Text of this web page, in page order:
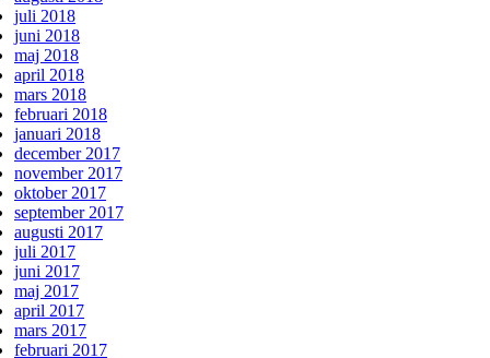
juli 2018
juni 2018
maj 2018
april 2018
mars 2018
februari 2018
januari 2018
december 2017
november 2017
oktober 2017
september 2017
augusti 2017
juli 2017
juni 2017
maj 2017
april 2017
mars 2017
februari 2017